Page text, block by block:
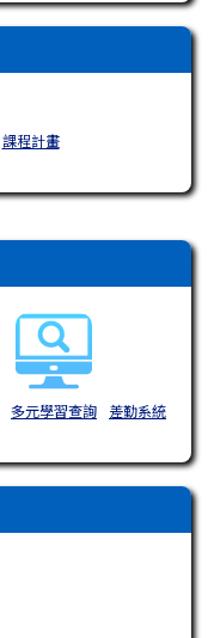
課程計畫
多元學習查詢 差勤系統